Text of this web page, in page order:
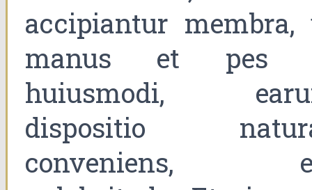
accipiantur membra,
manus et pes
huiusmodi,
dispositio
conveniens,